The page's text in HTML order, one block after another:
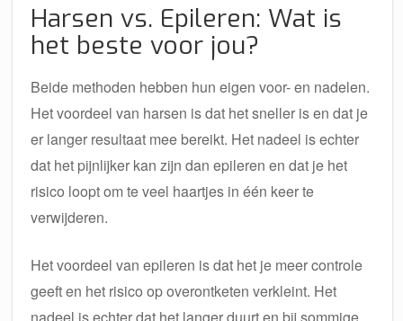
Harsen vs. Epileren: Wat is
het beste voor jou?
Beide methoden hebben hun eigen voor- en nadelen.
Het voordeel van harsen is dat het sneller is en dat je
er langer resultaat mee bereikt. Het nadeel is echter
dat het pijnlijker kan zijn dan epileren en dat je het
risico loopt om te veel haartjes in één keer te
verwijderen.
Het voordeel van epileren is dat het je meer controle
geeft en het risico op overontketen verkleint. Het
nadeel is echter dat het langer duurt en bij sommige